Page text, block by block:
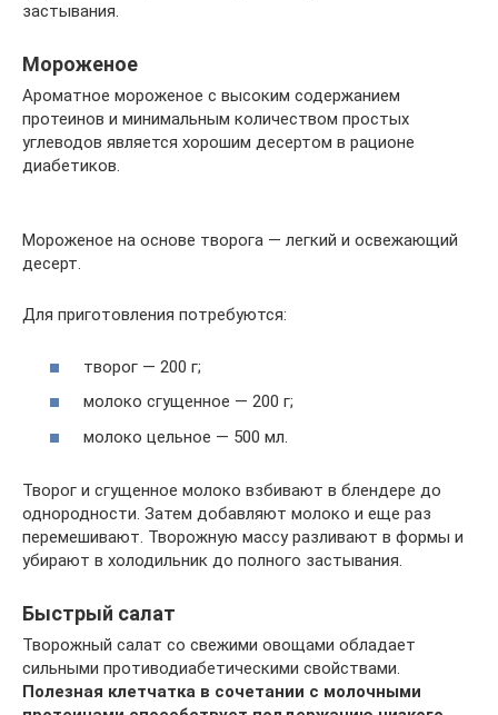
застывания.
Мороженое
Ароматное мороженое с высоким содержанием
протеинов и минимальным количеством простых
углеводов является хорошим десертом в рационе
диабетиков.
Мороженое на основе творога — легкий и освежающий
десерт.
Для приготовления потребуются:
творог — 200 г;
молоко сгущенное — 200 г;
молоко цельное — 500 мл.
Творог и сгущенное молоко взбивают в блендере до
однородности. Затем добавляют молоко и еще раз
перемешивают. Творожную массу разливают в формы и
убирают в холодильник до полного застывания.
Быстрый салат
Творожный салат со свежими овощами обладает
сильными противодиабетическими свойствами.
Полезная клетчатка в сочетании с молочными